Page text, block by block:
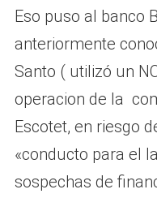
Eso puso al banco
anteriormente
Santo ( utilizó un
operacion de la
Escotet, en riesgo
«conducto para el
sospechas de